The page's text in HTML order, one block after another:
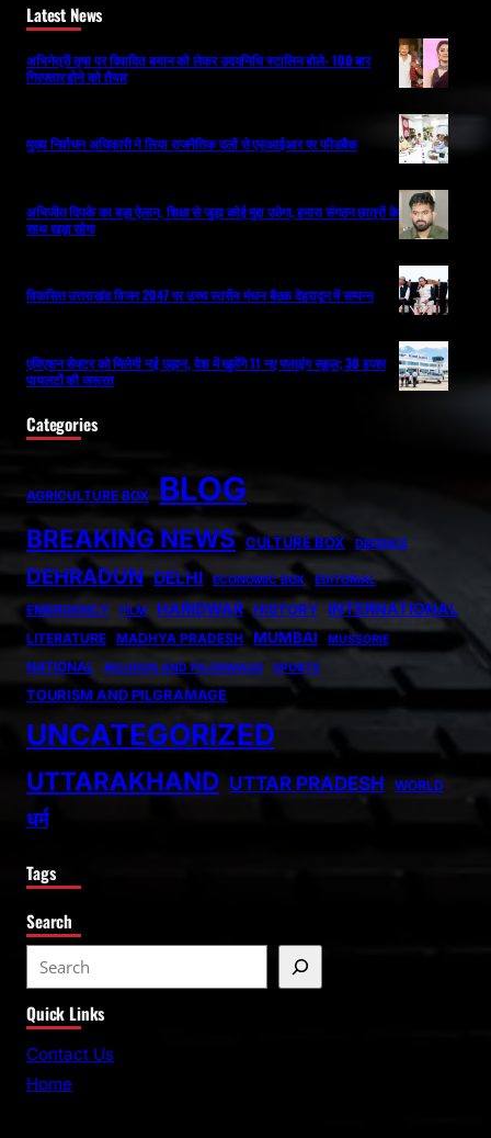
Latest News
अभिनेत्री तृषा पर विवादित बयान को लेकर उदयनिधि स्टालिन बोले- 100 बार
गिरफ्तार होने को तैयार
मुख्य निर्वाचन अधिकारी ने लिया राजनैतिक दलों से एसआईआर पर फीडबैक
अभिजीत दिपके का बड़ा ऐलान, शिक्षा से जुड़ा कोई मुद्दा उठेगा, हमारा संगठन छात्रों के
साथ खड़ा रहेगा
विकसित उत्तराखंड विजन 2047 पर उच्च स्तरीय मंथन बैठक देहरादून में सम्पन्न
एविएशन सेक्टर को मिलेगी नई उड़ान, देश में खुलेंगे 11 नए फ्लाइंग स्कूल; 30 हजार
पायलटों की जरूरत
Categories
AGRICULTURE BOX BLOG
BREAKING NEWS CULTURE BOX DEFENCE
DEHRADUN DELHI ECONOMIC BOX EDITORIAL
EMERGENCY FILM HARIDWAR HISTORY INTERNATIONAL
LITERATURE MADHYA PRADESH MUMBAI MUSSORIE
NATIONAL RELIGION AND PILGRIMAGE SPORTS
TOURISM AND PILGRAMAGE
UNCATEGORIZED
UTTARAKHAND UTTAR PRADESH WORLD
धर्म
Tags
Search
e
a
r
Quick Links
Contact Us
Home